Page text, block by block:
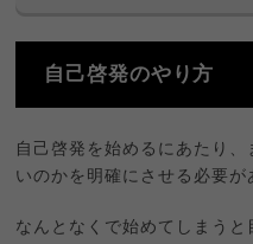
自己啓発のやり方
自己啓発を始めるにあたり
いのかを明確にさせる必要が
なんとなくで始めてしまう